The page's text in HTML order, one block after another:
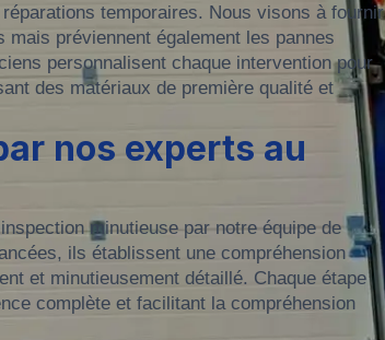
temporaires. Nous visons à fournir
préviennent également les pannes
personnalisent chaque intervention pour
des matériaux de première qualité et
nos experts au
minutieuse par notre équipe de
ils établissent une compréhension
et minutieusement détaillé. Chaque étape
complète et facilitant la compréhension